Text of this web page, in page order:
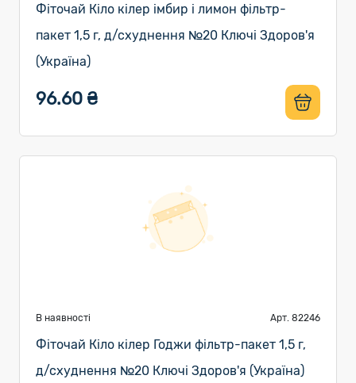
Фіточай Кіло кілер імбир і лимон фільтр-
пакет 1,5 г, д/схуднення №20 Ключі Здоров'я
(Україна)
96.60 ₴
В наявності Арт. 82246
Фіточай Кіло кілер Годжи фільтр-пакет 1,5 г,
д/схуднення №20 Ключі Здоров'я (Україна)